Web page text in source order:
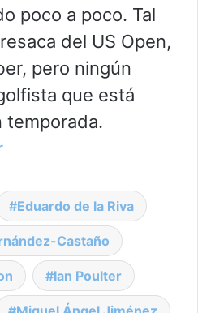
poco a poco. Tal
del US Open,
pero ningún
que está
temporada.
Eduardo de la Riva
Castaño
Ian Poulter